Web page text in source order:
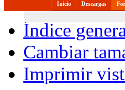
Inicio Descargas
Índice
Cambiar
Imprimir